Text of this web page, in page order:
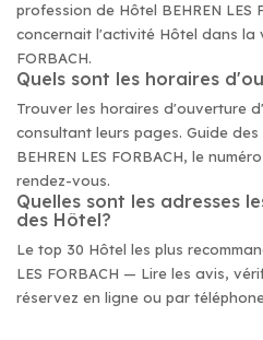
profession de Hôtel BEHREN LES
concernait l'activité Hôtel dans la
FORBACH.
Quels sont les horaires
Trouver les horaires d'ouverture
consultant leurs pages. Guide
BEHREN LES FORBACH, le
rendez-vous.
Quelles sont les adresses
des Hôtel?
Le top 30 Hôtel les plus
LES FORBACH — Lire les avis,
réservez en ligne ou par